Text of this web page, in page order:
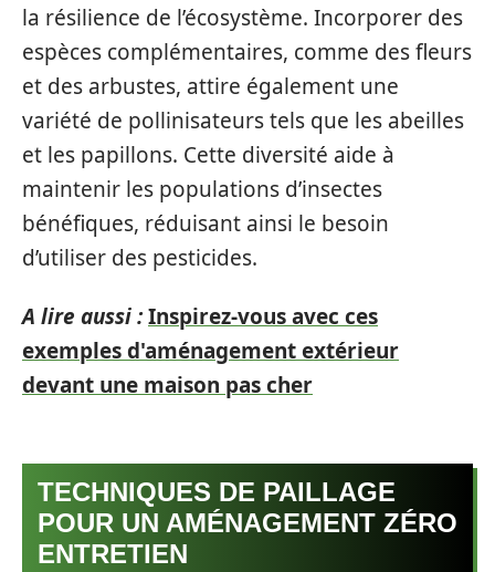
la résilience de l’écosystème. Incorporer des
espèces complémentaires, comme des fleurs
et des arbustes, attire également une
variété de pollinisateurs tels que les abeilles
et les papillons. Cette diversité aide à
maintenir les populations d’insectes
bénéfiques, réduisant ainsi le besoin
d’utiliser des pesticides.
A lire aussi :Inspirez-vous avec ces
exemples d'aménagement extérieur
devant une maison pas cher
TECHNIQUES DE PAILLAGE
POUR UN AMÉNAGEMENT ZÉRO
ENTRETIEN